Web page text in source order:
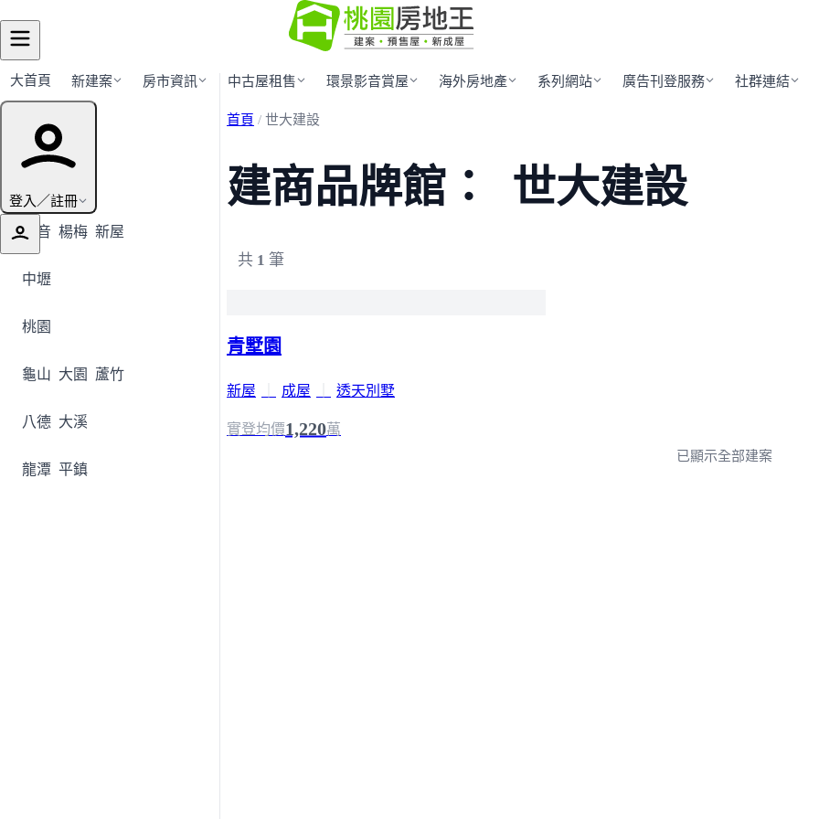
大首頁 新建案 房市資訊 中古屋租售 環景影音賞屋 海外房地產 系列網站 廣告刊登服務 社群連結
登入／註冊
行政區導覽
觀音 楊梅 新屋
中壢
桃園
龜山 大園 蘆竹
八德 大溪
龍潭 平鎮
首頁 / 世大建設
建商品牌館： 世大建設
共 1 筆
青墅園
新屋 成屋 透天別墅
實登均價1,220萬
已顯示全部建案